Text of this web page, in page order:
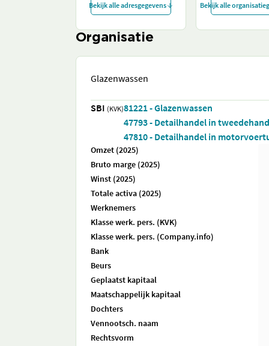
Bekijk alle adresgegevens Bekijk alle
Organisatie
Glazenwassen
SBI (KVK)81221 - Glazenwassen
47793 - Detailhandel in
47810 - Detailhandel in
Omzet (2025)
Bruto marge (2025)
Winst (2025)
Totale activa (2025)
Werknemers
Klasse werk. pers. (KVK)
Klasse werk. pers. (Company.info)
Bank
Beurs
Geplaatst kapitaal
Maatschappelijk kapitaal
Dochters
Vennootsch. naam
Rechtsvorm